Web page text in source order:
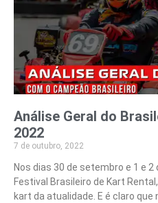
Análise Geral do
2022
7 de outubro, 2022
Nos dias 30 de setembro e 1 e
Festival Brasileiro de Kart
kart da atualidade. E é claro